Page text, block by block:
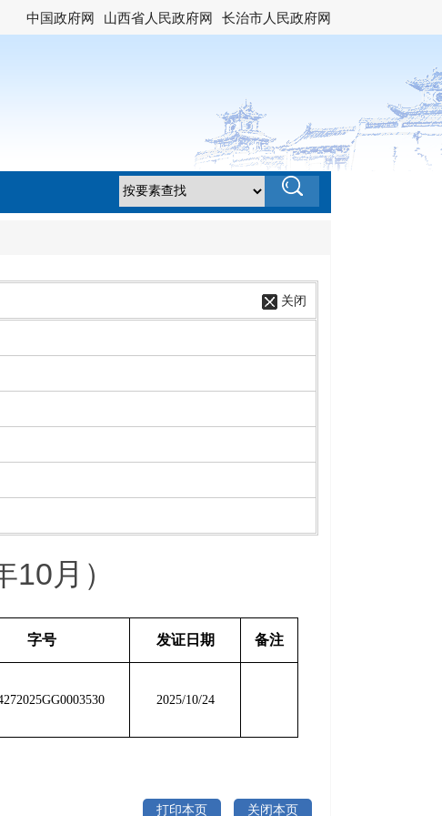
中国政府网 山西省人民政府网 长治市人民政府网
关闭
月）
字号 发证日期 备注
2025/10/24
打印本页 关闭本页